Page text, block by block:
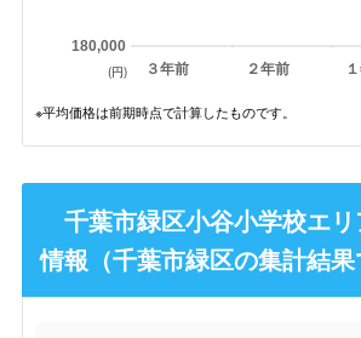
３年前 ２年前
180,000
(円)
※平均価格は前期時点で計算したものです。
千葉市緑区小谷小学校エ
情報（千葉市緑区の集計結果